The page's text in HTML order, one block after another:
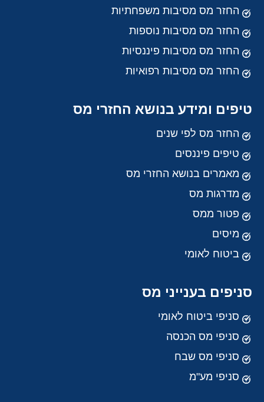
החזר מס מסיבות משפחתיות
החזר מס מסיבות נוספות
החזר מס מסיבות פיננסיות
החזר מס מסיבות רפואיות
טיפים ומידע בנושא החזרי מס
החזר מס לפי שנים
טיפים פיננסים
מאמרים בנושא החזרי מס
מדרגות מס
פטור ממס
מיסים
ביטוח לאומי
סניפים בענייני מס
סניפי ביטוח לאומי
סניפי מס הכנסה
סניפי מס שבח
סניפי מע"מ